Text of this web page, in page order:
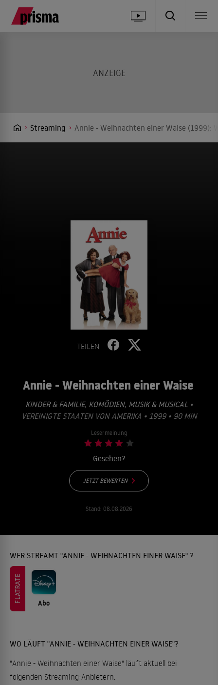
Streaming Annie - Weihnachten einer Waise (1999):
TEILEN
Annie - Weihnachten einer Waise
KINDER & FAMILIE, KOMÖDIEN, MUSIK & MUSICAL•
VEREINIGTE STAATEN VON AMERIKA • 1999 • 90 MIN
Lesermeinung
Gesehen?
JETZT BEWERTEN
Stand: 08.08.2026
WER STREAMT "ANNIE - WEIHNACHTEN EINER WAISE" ?
FLATRATE Abo
WO LÄUFT "ANNIE - WEIHNACHTEN EINER WAISE"?
"Annie - Weihnachten einer Waise" läuft aktuell bei
folgenden Streaming-Anbietern: